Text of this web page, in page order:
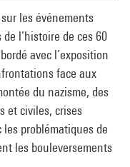
les événements
l’histoire de ces 60
avec l’exposition
face aux
du nazisme, des
et civiles, crises
problématiques de
les bouleversements